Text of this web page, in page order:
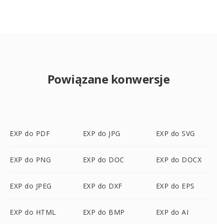
Powiązane konwersje
EXP do PDF EXP do JPG EXP do SVG
EXP do PNG EXP do DOC EXP do DOCX
EXP do JPEG EXP do DXF EXP do EPS
EXP do HTML EXP do BMP EXP do AI